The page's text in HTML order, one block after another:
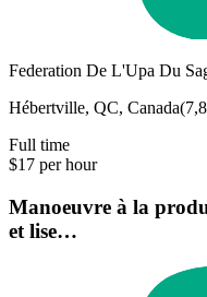
Federation De L'Upa Du
Hébertville, QC, Canada(
Full time
$17 per hour
Manoeuvre à la
et lise…